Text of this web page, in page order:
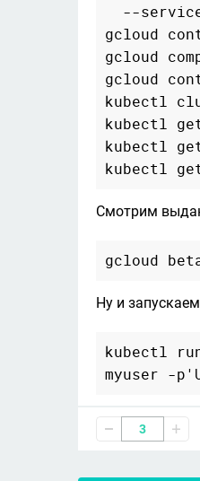
--
gcloud
gcloud
gcloud
kubectl
kubectl
kubectl
Смотрим
Ну и
kubectl
3